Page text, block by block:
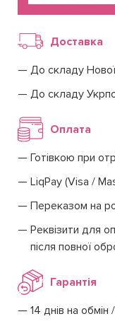
Доставка
До складу
До складу
Оплата
Готівкою при
LiqPay (Visa /
Переказом на
Реквізити для
після повної
Гарантія
14 днів на